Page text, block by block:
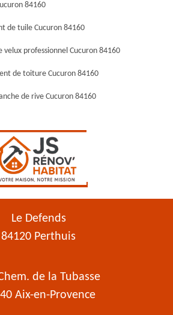
84160
de tuile Cucuron 84160
professionnel Cucuron 84160
de toiture Cucuron 84160
de rive Cucuron 84160
Le Defends
84120 Perthuis
de la Tubasse
Aix-en-Provence